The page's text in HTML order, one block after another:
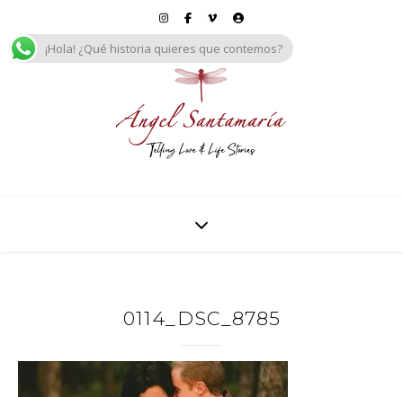
0114_DSC_8785
¡Hola! ¿Qué historia quieres que contemos?